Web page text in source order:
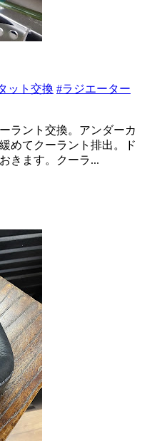
ット交換 #ラジエーター
ラント交換。アンダーカ
めてクーラント排出。ド
きます。クーラ...